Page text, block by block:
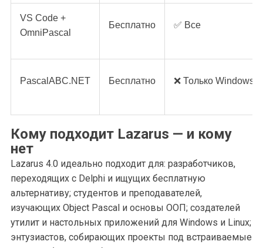
VS Code +
OmniPascal
Бесплатно ✅ Все
PascalABC.NET Бесплатно ❌ Только Windows
Кому подходит Lazarus — и кому
нет
Lazarus 4.0 идеально подходит для: разработчиков,
переходящих с Delphi и ищущих бесплатную
альтернативу; студентов и преподавателей,
изучающих Object Pascal и основы ООП; создателей
утилит и настольных приложений для Windows и Linux;
энтузиастов, собирающих проекты под встраиваемые